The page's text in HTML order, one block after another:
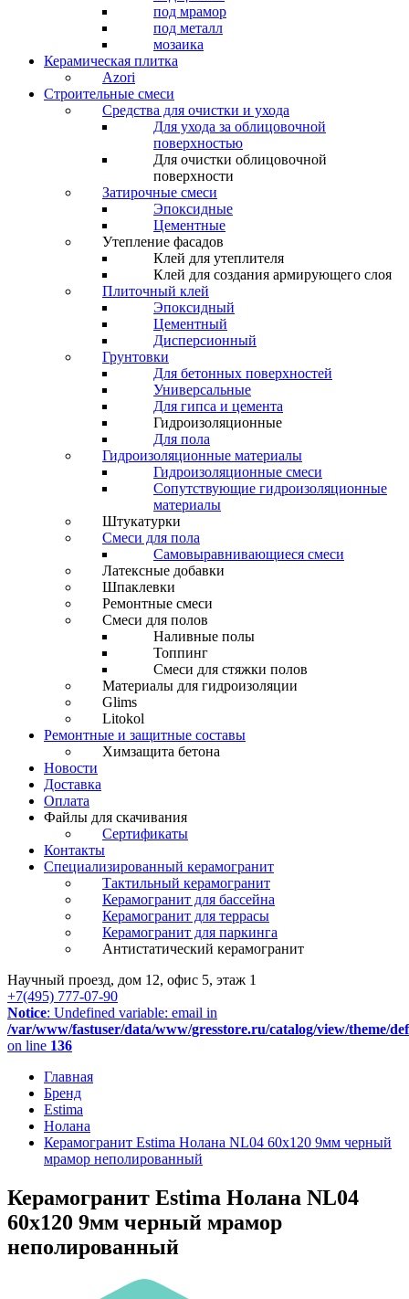
под мрамор
под металл
мозаика
Керамическая плитка
Azori
Строительные смеси
Средства для очистки и ухода
Для ухода за облицовочной
поверхностью
Для очистки облицовочной
поверхности
Затирочные смеси
Эпоксидные
Цементные
Утепление фасадов
Клей для утеплителя
Клей для создания армирующего слоя
Плиточный клей
Эпоксидный
Цементный
Дисперсионный
Грунтовки
Для бетонных поверхностей
Универсальные
Для гипса и цемента
Гидроизоляционные
Для пола
Гидроизоляционные материалы
Гидроизоляционные смеси
Сопутствующие гидроизоляционные
материалы
Штукатурки
Смеси для пола
Самовыравнивающиеся смеси
Латексные добавки
Шпаклевки
Ремонтные смеси
Смеси для полов
Наливные полы
Топпинг
Смеси для стяжки полов
Материалы для гидроизоляции
Glims
Litokol
Ремонтные и защитные составы
Химзащита бетона
Новости
Доставка
Оплата
Файлы для скачивания
Сертификаты
Контакты
Специализированный керамогранит
Тактильный керамогранит
Керамогранит для бассейна
Керамогранит для террасы
Керамогранит для паркинга
Антистатический керамогранит
Научный проезд, дом 12, офис 5, этаж 1
+7(495) 777-07-90
Notice: Undefined variable: email in
/var/www/fastuser/data/www/gresstore.ru/catalog/view/theme/
on line 136
Главная
Бренд
Estima
Нолана
Керамогранит Estima Нолана NL04 60x120 9мм черный
мрамор неполированный
Керамогранит Estima Нолана NL04
60x120 9мм черный мрамор
неполированный